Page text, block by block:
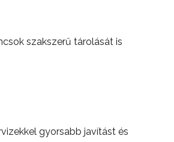
szakszerű tárolását is
gyorsabb javítást és